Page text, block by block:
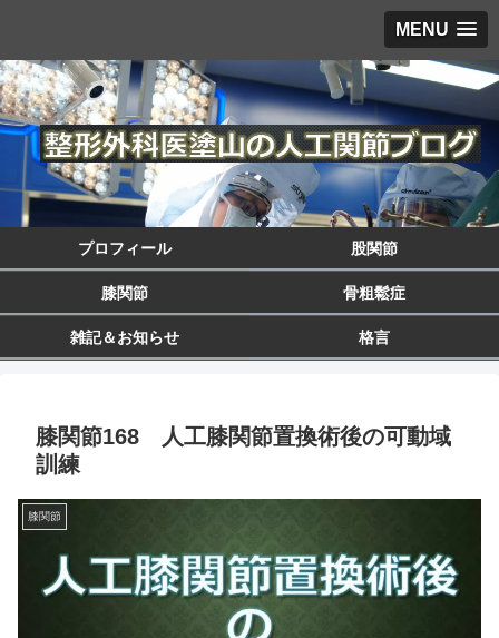
MENU
プロフィール 股関節
膝関節 骨粗鬆症
雑記＆お知らせ 格言
膝関節168 人工膝関節置換術後の可動域
訓練
膝関節